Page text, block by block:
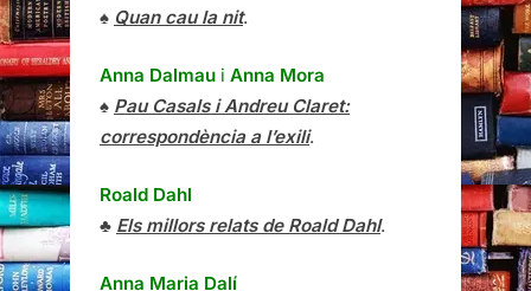
♠ Quan cau la nit.
Anna Dalmau i Anna Mora
♠ Pau Casals i Andreu Claret:
correspondència a l’exili.
Roald Dahl
♣ Els millors relats de Roald Dahl.
Anna Maria Dalí